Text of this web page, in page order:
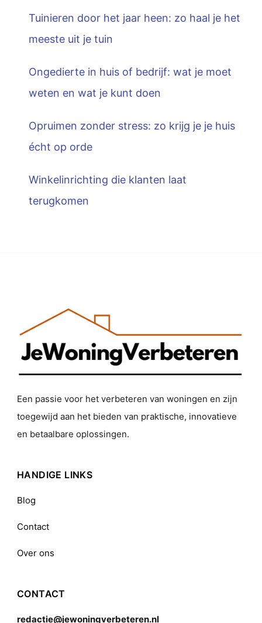
Tuinieren door het jaar heen: zo haal je het
meeste uit je tuin
Ongedierte in huis of bedrijf: wat je moet
weten en wat je kunt doen
Opruimen zonder stress: zo krijg je je huis
écht op orde
Winkelinrichting die klanten laat
terugkomen
Een passie voor het verbeteren van woningen en zijn
toegewijd aan het bieden van praktische, innovatieve
en betaalbare oplossingen.
HANDIGE LINKS
Blog
Contact
Over ons
CONTACT
redactie@jewoningverbeteren.nl